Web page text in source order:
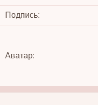
Подпись:
Аватар: